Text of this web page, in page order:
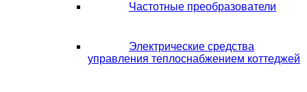
Частотные преобразователи
Электрические средства
управления теплоснабжением коттеджей